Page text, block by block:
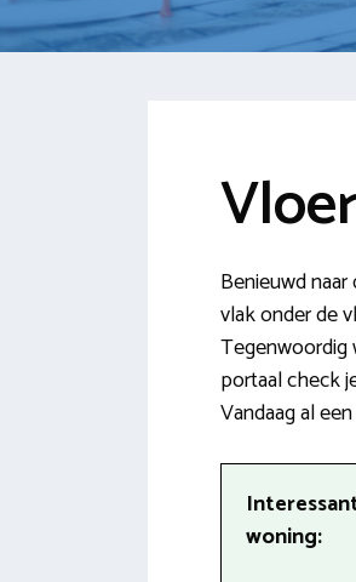
Benieuwd
vlak onder de
Tegenwoordig
portaal check
Vandaag al
woning: